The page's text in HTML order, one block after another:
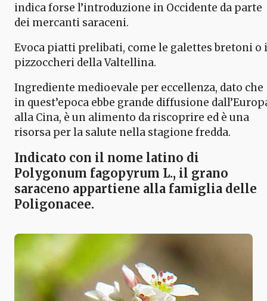
indica forse l’introduzione in Occidente da parte
dei mercanti saraceni.
Evoca piatti prelibati, come le galettes bretoni o i
pizzoccheri della Valtellina.
Ingrediente medioevale per eccellenza, dato che
in quest’epoca ebbe grande diffusione
alla Cina, è un alimento da riscoprire ed è una
risorsa per la salute nella stagione fredda.
Indicato con il nome latino di
Polygonum fagopyrum L., il grano
saraceno appartiene alla famiglia delle
Poligonacee.